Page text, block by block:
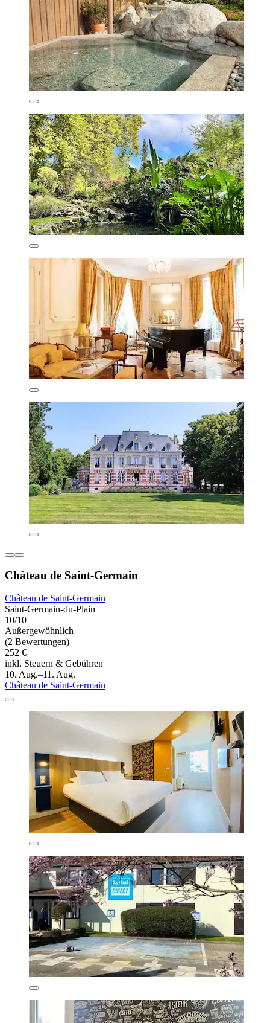
Château de Saint-Germain
Château de Saint-Germain
Saint-Germain-du-Plain
10/10
Außergewöhnlich
(2 Bewertungen)
252 €
inkl. Steuern & Gebühren
10. Aug.–11. Aug.
Château de Saint-Germain